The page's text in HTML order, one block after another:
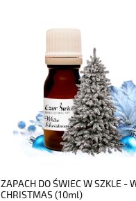
ZAPACH DO ŚWIEC W SZKLE -
CHRISTMAS (10ml)
do koszyka